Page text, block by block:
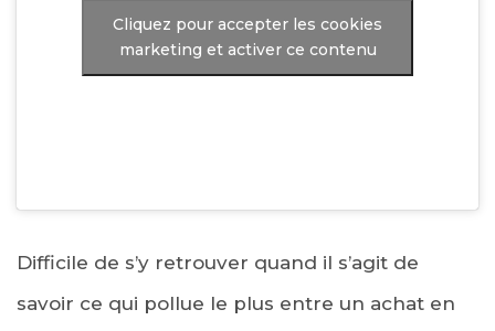
Cliquez pour accepter les cookies
marketing et activer ce contenu
Difficile de s’y retrouver quand il s’agit de
savoir ce qui pollue le plus entre un achat en